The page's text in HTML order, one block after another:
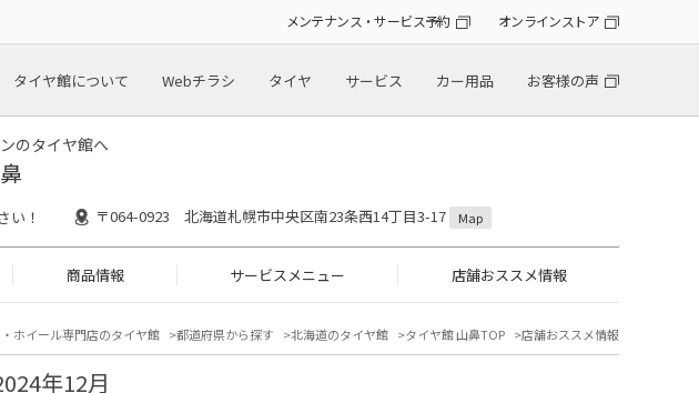
メンテナンス・サービス予約 オンラインストア
タイヤ館について Webチラシ タイヤ サービス カー用品 お客様の声
のタイヤ館へ
い！ 〒064-0923 北海道札幌市中央区南23条西14丁目3-17 Map
商品情報 サービスメニュー 店舗おススメ情報
ホイール専門店のタイヤ館 都道府県から探す 北海道のタイヤ館 タイヤ館 山鼻TOP 店舗おススメ情報
年12月